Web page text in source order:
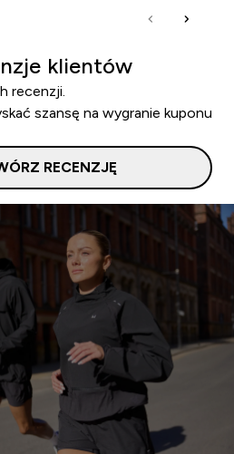
klientów
recenzji.
szansę na wygranie kuponu
RECENZJĘ